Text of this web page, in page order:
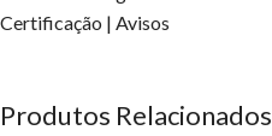
Certificação | Avisos
Produtos Relacionados